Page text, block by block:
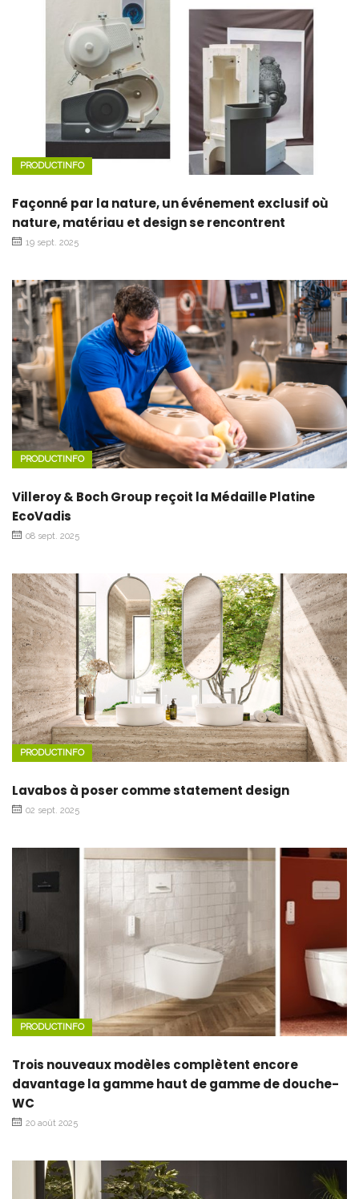
PRODUCTINFO
Façonné par la nature, un événement exclusif où
nature, matériau et design se rencontrent
19 sept. 2025
PRODUCTINFO
Villeroy & Boch Group reçoit la Médaille Platine
EcoVadis
08 sept. 2025
PRODUCTINFO
Lavabos à poser comme statement design
02 sept. 2025
PRODUCTINFO
Trois nouveaux modèles complètent encore
davantage la gamme haut de gamme de douche-
WC
20 août 2025